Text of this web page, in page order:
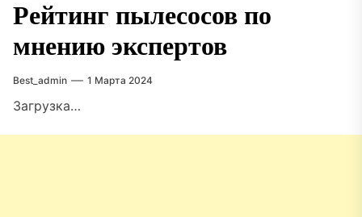
Рейтинг пылесосов по
мнению экспертов
Best_admin 1 Марта 2024
Загрузка…